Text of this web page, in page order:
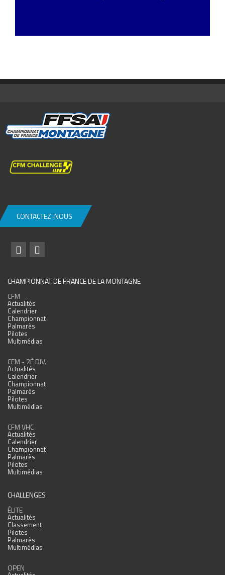
CONTACTEZ-NOUS
CHAMPIONNAT DE FRANCE DE LA MONTAGNE
CFM
Actualités
Calendrier
Championnat
Palmarès
Pilotes
Multimédias
CFM - 2È DIV.
Actualités
Calendrier
Championnat
Palmarès
Pilotes
Multimédias
CFM VHC
Actualités
Calendrier
Championnat
Palmarès
Pilotes
Multimédias
CHALLENGES
ÉLITE
Actualités
Classement
Pilotes
Palmarès
Multimédias
OPEN